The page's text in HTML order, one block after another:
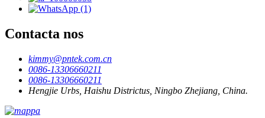
Contacta nos
kimmy@pntek.com.cn
0086-13306660211
0086-13306660211
Hengjie Urbs, Haishu Districtus, Ningbo Zhejiang, China.